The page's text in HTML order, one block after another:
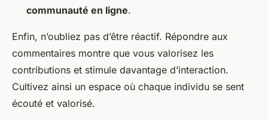
communauté en ligne.
Enfin, n’oubliez pas d’être réactif. Répondre aux
commentaires montre que vous valorisez les
contributions et stimule davantage d’interaction.
Cultivez ainsi un espace où chaque individu se sent
écouté et valorisé.